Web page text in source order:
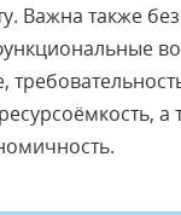
Важна также
а